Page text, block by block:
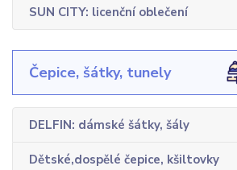
SUN CITY: licenční oblečení
Čepice, šátky, tunely
DELFIN: dámské šátky, šály
Dětské,dospělé čepice, kšiltovky